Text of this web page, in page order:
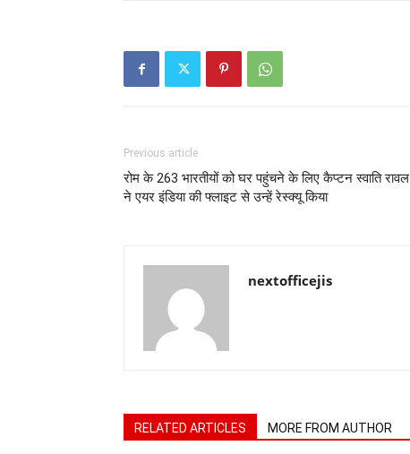
Previous article
रोम के 263 भारतीयों को घर पहुंचने के लिए कैप्टन स्वाति रावल
ने एयर इंडिया की फ्लाइट से उन्हें रेस्क्यू किया
nextofficejis
RELATED ARTICLES MORE FROM AUTHOR